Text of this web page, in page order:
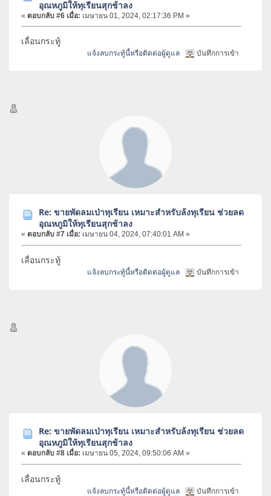
อุณหภูมิให้ทุเรียนสุกช้าลง
« ตอบกลับ #6 เมื่อ: เมษายน 01, 2024, 02:17:36 PM »
เลื่อนกระทู้
แจ้งลบกระทู้นี้หรือติดต่อผู้ดูแล บันทึกการเข้า
Re: ขายพัดลมเป่าทุเรียน เหมาะสำหรับล้งทุเรียน ช่วยลด
อุณหภูมิให้ทุเรียนสุกช้าลง
« ตอบกลับ #7 เมื่อ: เมษายน 04, 2024, 07:40:01 AM »
เลื่อนกระทู้
แจ้งลบกระทู้นี้หรือติดต่อผู้ดูแล บันทึกการเข้า
Re: ขายพัดลมเป่าทุเรียน เหมาะสำหรับล้งทุเรียน ช่วยลด
อุณหภูมิให้ทุเรียนสุกช้าลง
« ตอบกลับ #8 เมื่อ: เมษายน 05, 2024, 09:50:06 AM »
เลื่อนกระทู้
แจ้งลบกระทู้นี้หรือติดต่อผู้ดูแล บันทึกการเข้า